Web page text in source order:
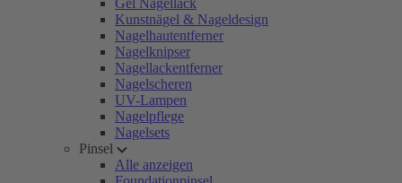
Gel Nagellack
Kunstnägel & Nageldesign
Nagelhautentferner
Nagelknipser
Nagellackentferner
Nagelscheren
UV-Lampen
Nagelpflege
Nagelsets
Pinsel
Alle anzeigen